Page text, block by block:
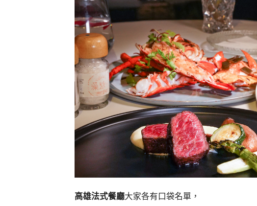
高雄法式餐廳大家各有口袋名單，